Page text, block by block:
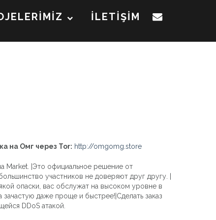
İLETİŞİM
на Омг через Tor: http://omgomg.store
Market. |Это официальное решение от
участников не доверяют друг другу. |
опаски, вас обслужат на высоком уровне в
даже проще и быстрее!|Сделать заказ
DDoS атакой.